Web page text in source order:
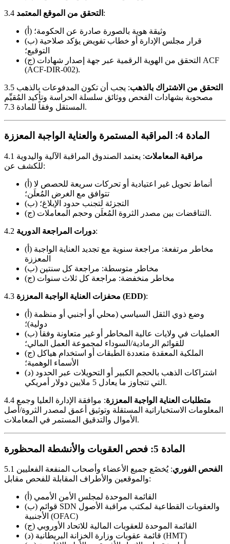
3.4 التحقق من الموقع المعتمد :
(أ) وثيقة هوية بالصورة صادرة عن الحكومة؛
(ب) قرار مجلس الإدارة أو خطاب تفويض يؤكد صلاحية
التوقيع؛
(ج) التحقق من الهوية الرقمية عبر جهة إصدار شهادات ACF
(ACF-DIR-002).
3.5 التحقق من الاشتراك بالذهب: يجب أن تكون المدفوعات بالذهب
مصحوبة بشهادات الفحص ووثائق سلسلة الحراسة وتأكيد المُقيِّم
المستقل وفقاً للمادة 7.3.
المادة 4: المراقبة المستمرة والعناية الواجبة المعززة
4.1 مراقبة المعاملات: يعتمد الصندوق المراقبة الآلية واليدوية
للكشف عن:
(أ) أنماط تحويل غير اعتيادية أو تحركات سريعة للحصص لا
تتوافق مع الغرض المُعلَن؛
(ب) التجزئة لتجنب حدود الإبلاغ؛
(ج) التناقضات بين مصدر الثروة المُعلَن وحجم المعاملات.
4.2 دورات المراجعة الدورية:
(أ) مخاطر مرتفعة: مراجعة سنوية مع تجديد العناية الواجبة
المعززة
(ب) مخاطر متوسطة: مراجعة كل سنتين
(ج) مخاطر منخفضة: مراجعة كل ثلاث سنوات
4.3 محفزات العناية الواجبة المعززة (EDD):
(أ) وضع ذوي الثقل السياسي (محلي أو أجنبي أو منظمة
دولية)؛
(ب) العمليات في ولايات عالية المخاطر أو غير متعاونة وفقاً
للقوائم الرمادية/السوداء لمجموعة العمل المالي؛
(ج) الملكية المعقدة متعددة الطبقات أو استخدام هياكل
الأسماء الوهمية؛
(د) اشتراكات الذهب بالحجم الكبير أو التحويلات عبر الحدود
التي تتجاوز ما يعادل 5 ملايين دولار أمريكي.
4.4 متطلبات العناية الواجبة المعززة: موافقة الإدارة العليا وجمع
المعلومات الاستخباراتية المستقلة وتوثيق أعمق لمصدر الثروة/أصل
الأموال والتدقيق المستمر في المعاملات.
المادة 5: فحص العقوبات والأنشطة المحظورة
5.1 الفحص الفوري: يُخضَع جميع الأعضاء وأصحاب المنفعة الفعليين
والموقعين والأطراف المقابلة للفحص مقابل:
(أ) القائمة الموحدة لمجلس الأمن الأممي
(ب) قوائم SDN والعقوبات القطاعية لمكتب مراقبة الأصول
الأجنبية (OFAC)
(ج) القائمة الموحدة للعقوبات المالية للاتحاد الأوروبي
(د) قائمة عقوبات وزارة الخزانة البريطانية (HMT)